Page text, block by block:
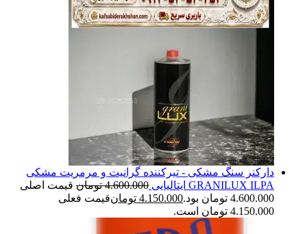
دارکنر سنگ مشکی - تیرکننده گرانیت و مرمریت مشکی
GRANILUX ILPA ایتالیایی
4.600.000 تومان قیمت اصلی
4.600.000 تومان بود.
4.150.000 تومانقیمت فعلی
4.150.000 تومان است.